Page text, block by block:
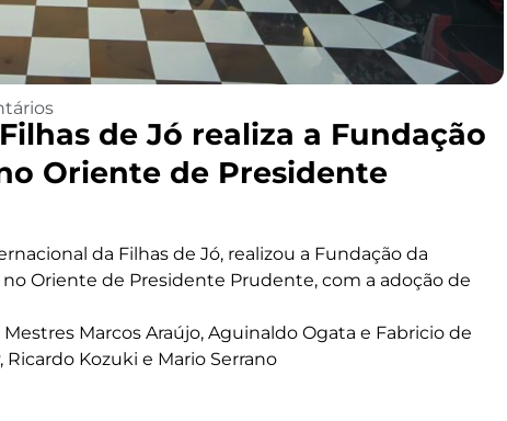
de Jó realiza a Fundação
Oriente de Presidente
da Filhas de Jó, realizou a Fundação da
no Oriente de Presidente Prudente, com a adoção de
Marcos Araújo, Aguinaldo Ogata e Fabricio de
Kozuki e Mario Serrano